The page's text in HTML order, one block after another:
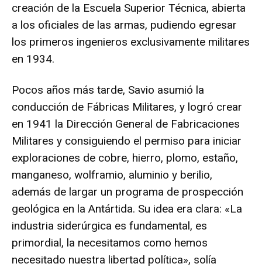
creación de la Escuela Superior Técnica, abierta
a los oficiales de las armas, pudiendo egresar
los primeros ingenieros exclusivamente militares
en 1934.
Pocos años más tarde, Savio asumió la
conducción de Fábricas Militares, y logró crear
en 1941 la Dirección General de Fabricaciones
Militares y consiguiendo el permiso para iniciar
exploraciones de cobre, hierro, plomo, estaño,
manganeso, wolframio, aluminio y berilio,
además de largar un programa de prospección
geológica en la Antártida. Su idea era clara: «La
industria siderúrgica es fundamental, es
primordial, la necesitamos como hemos
necesitado nuestra libertad política», solía